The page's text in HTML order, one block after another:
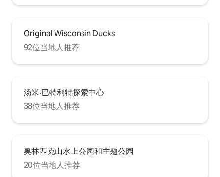
Original Wisconsin Ducks
92位当地人推荐
汤米·巴特利特探索中心
38位当地人推荐
奥林匹克山水上公园和主题公园
20位当地人推荐